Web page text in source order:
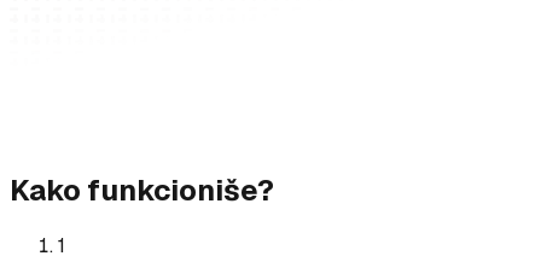
Kako funkcioniše?
1